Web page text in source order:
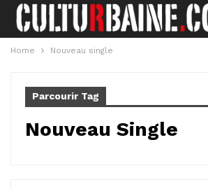
Home Nouveau single
Parcourir Tag
Nouveau Single